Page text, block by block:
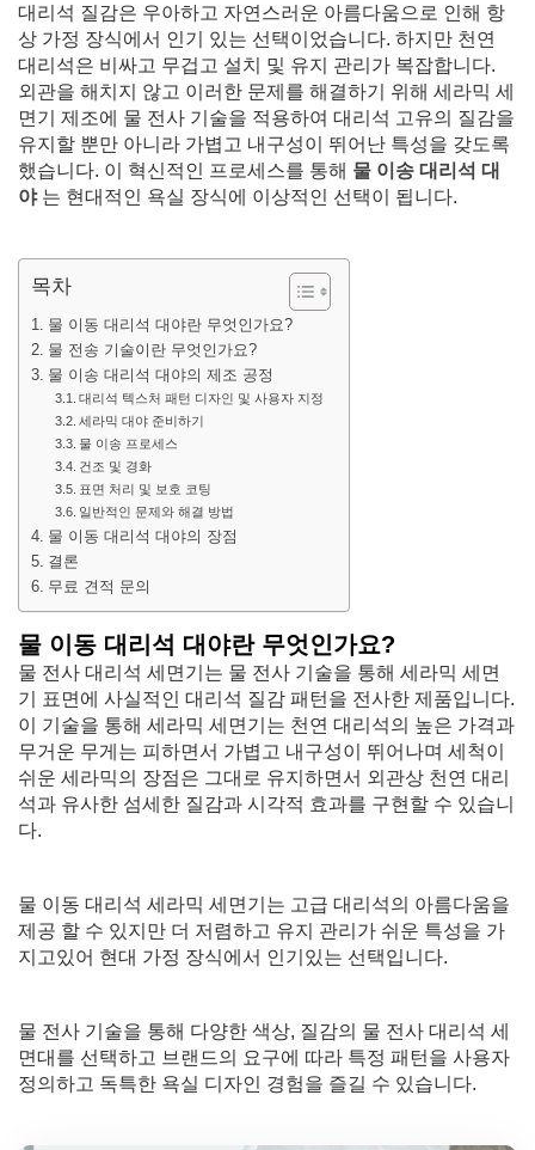
대리석 질감은 우아하고 자연스러운 아름다움으로 인해 항
상 가정 장식에서 인기 있는 선택이었습니다. 하지만 천연
대리석은 비싸고 무겁고 설치 및 유지 관리가 복잡합니다.
외관을 해치지 않고 이러한 문제를 해결하기 위해 세라믹 세
면기 제조에 물 전사 기술을 적용하여 대리석 고유의 질감을
유지할 뿐만 아니라 가볍고 내구성이 뛰어난 특성을 갖도록
했습니다. 이 혁신적인 프로세스를 통해 물 이송 대리석 대
야는 현대적인 욕실 장식에 이상적인 선택이 됩니다.
목차
물 이동 대리석 대야란 무엇인가요?
물 전송 기술이란 무엇인가요?
물 이송 대리석 대야의 제조 공정
대리석 텍스처 패턴 디자인 및 사용자 지정
세라믹 대야 준비하기
물 이송 프로세스
건조 및 경화
표면 처리 및 보호 코팅
일반적인 문제와 해결 방법
물 이동 대리석 대야의 장점
결론
무료 견적 문의
물 이동 대리석 대야란 무엇인가요?
물 전사 대리석 세면기는 물 전사 기술을 통해 세라믹 세면
기 표면에 사실적인 대리석 질감 패턴을 전사한 제품입니다.
이 기술을 통해 세라믹 세면기는 천연 대리석의 높은 가격과
무거운 무게는 피하면서 가볍고 내구성이 뛰어나며 세척이
쉬운 세라믹의 장점은 그대로 유지하면서 외관상 천연 대리
석과 유사한 섬세한 질감과 시각적 효과를 구현할 수 있습니
다.
물 이동 대리석 세라믹 세면기는 고급 대리석의 아름다움을
제공 할 수 있지만 더 저렴하고 유지 관리가 쉬운 특성을 가
지고있어 현대 가정 장식에서 인기있는 선택입니다.
물 전사 기술을 통해 다양한 색상, 질감의 물 전사 대리석 세
면대를 선택하고 브랜드의 요구에 따라 특정 패턴을 사용자
정의하고 독특한 욕실 디자인 경험을 즐길 수 있습니다.